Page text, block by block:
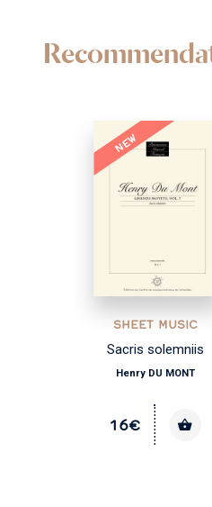
NEW
SHEET MUSIC
Sacris solemniis
Henry DU MONT
16€